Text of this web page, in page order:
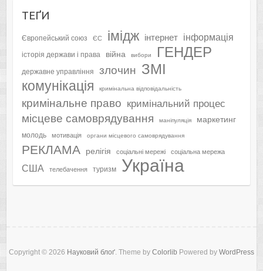
ТЕҐИ
Європейський союз ЄС імідж інтернет інформація
історія держави і права війна вибори ГЕНДЕР
державне управління злочин ЗМІ
комунікація кримінальна відповідальність
кримінальне право кримінальний процес
місцеве самоврядування маніпуляція маркетинг
молодь мотивація органи місцевого самоврядування
РЕКЛАМА релігія соціальні мережі соціальна мережа
США телебачення туризм Україна
Copyright © 2026 Науковий блоґ. Theme by Colorlib Powered by WordPress